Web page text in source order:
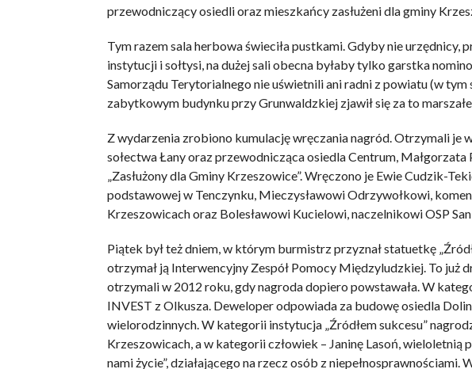
przewodniczący osiedli oraz mieszkańcy zasłużeni dla gminy
Tym razem sala herbowa świeciła pustkami. Gdyby nie urzędnicy,
instytucji i sołtysi, na dużej sali obecna byłaby tylko garstka
Samorządu Terytorialnego nie uświetnili ani radni z powiatu (w
zabytkowym budynku przy Grunwaldzkiej zjawił się za to
Z wydarzenia zrobiono kumulację wręczania nagród. Otrzymali je
sołectwa Łany oraz przewodnicząca osiedla Centrum,
„Zasłużony dla Gminy Krzeszowice”. Wręczono je Ewie Cudzik-
podstawowej w Tenczynku, Mieczysławowi Odrzywołkowi,
Krzeszowicach oraz Bolesławowi Kucielowi, naczelnikowi OSP
Piątek był też dniem, w którym burmistrz przyznał statuetkę
otrzymał ją Interwencyjny Zespół Pomocy Międzyludzkiej. To już
otrzymali w 2012 roku, gdy nagroda dopiero powstawała. W
INVEST z Olkusza. Deweloper odpowiada za budowę osiedla
wielorodzinnych. W kategorii instytucja „Źródłem sukcesu”
Krzeszowicach, a w kategorii człowiek – Janinę Lasoń,
nami życie”, działającego na rzecz osób z niepełnosprawnościami.